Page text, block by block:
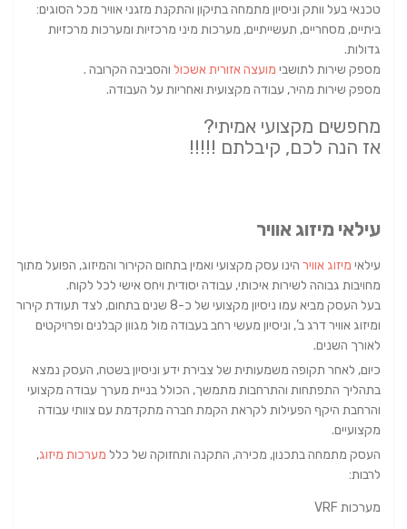
טכנאי בעל וותק וניסיון מתמחה בתיקון והתקנת מזגני אוויר מכל הסוגים:
ביתיים, מסחריים, תעשייתיים, מערכות מיני מרכזיות ומערכות מרכזיות
גדולות.
מספק שירות לתושבי מועצה אזורית אשכול והסביבה הקרובה .
מספק שירות מהיר, עבודה מקצועית ואחריות על העבודה.
מחפשים מקצועי אמיתי?
אז הנה לכם, קיבלתם !!!!!
עילאי מיזוג אוויר
עילאי מיזוג אוויר הינו עסק מקצועי ואמין בתחום הקירור והמיזוג, הפועל מתוך
מחויבות גבוהה לשירות איכותי, עבודה יסודית ויחס אישי לכל לקוח.
בעל העסק מביא עמו ניסיון מקצועי של כ-8 שנים בתחום, לצד תעודת קירור
ומיזוג אוויר דרג ב’, וניסיון מעשי רחב בעבודה מול מגוון קבלנים ופרויקטים
לאורך השנים.
כיום, לאחר תקופה משמעותית של צבירת ידע וניסיון בשטח, העסק נמצא
בתהליך התפתחות והתרחבות מתמשך, הכולל בניית מערך עבודה מקצועי
והרחבת היקף הפעילות לקראת הקמת חברה מתקדמת עם צוותי עבודה
מקצועיים.
העסק מתמחה בתכנון, מכירה, התקנה ותחזוקה של כלל מערכות מיזוג,
לרבות:
מערכות VRF